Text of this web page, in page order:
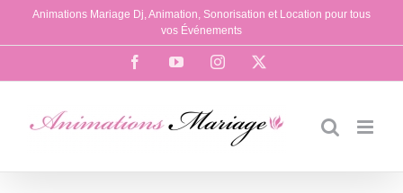
Passer
contenu
Animations Mariage Dj, Animation, Sonorisation et Location pour tous
vos Événements
FacebookYouTubeInstagram